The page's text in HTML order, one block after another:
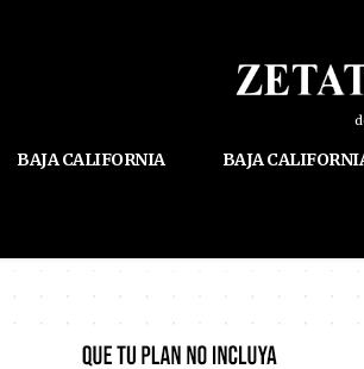
BAJA CALIFORNIA BAJA